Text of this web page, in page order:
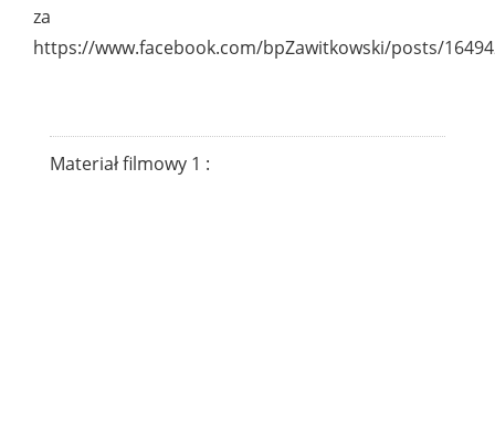
za
https://www.facebook.com/bpZawitkowski/posts/
Materiał filmowy 1 :